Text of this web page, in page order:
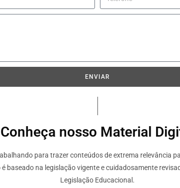
ENVIAR
Conheça nosso Material
para trazer conteúdos de extrema relevância
baseado na legislação vigente e cuidadosamente
Legislação Educacional.